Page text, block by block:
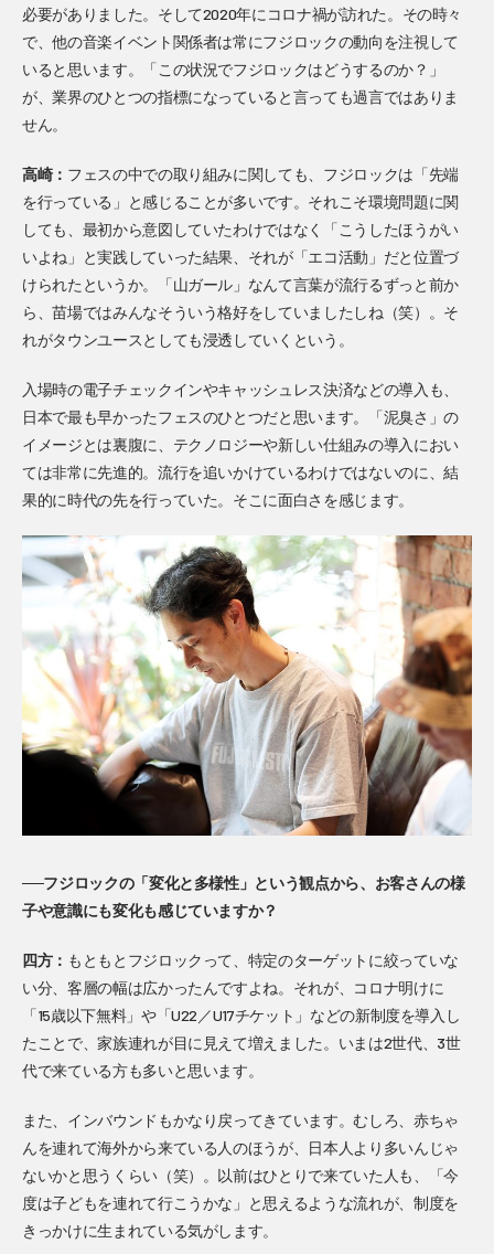
必要がありました。そして2020年にコロナ禍が訪れた。その時々
で、他の音楽イベント関係者は常にフジロックの動向を注視して
いると思います。「この状況でフジロックはどうするのか？」
が、業界のひとつの指標になっていると言っても過言ではありま
せん。
高崎： フェスの中での取り組みに関しても、フジロックは「先端
を行っている」と感じることが多いです。それこそ環境問題に関
しても、最初から意図していたわけではなく「こうしたほうがい
いよね」と実践していった結果、それが「エコ活動」だと位置づ
けられたというか。「山ガール」なんて言葉が流行るずっと前か
ら、苗場ではみんなそういう格好をしていましたしね（笑）。そ
れがタウンユースとしても浸透していくという。
入場時の電子チェックインやキャッシュレス決済などの導入も、
日本で最も早かったフェスのひとつだと思います。「泥臭さ」の
イメージとは裏腹に、テクノロジーや新しい仕組みの導入におい
ては非常に先進的。流行を追いかけているわけではないのに、結
果的に時代の先を行っていた。そこに面白さを感じます。
──フジロックの「変化と多様性」という観点から、お客さんの様
子や意識にも変化も感じていますか？
四方： もともとフジロックって、特定のターゲットに絞っていな
い分、客層の幅は広かったんですよね。それが、コロナ明けに
「15歳以下無料」や「U22／U17チケット」などの新制度を導入し
たことで、家族連れが目に見えて増えました。いまは2世代、3世
代で来ている方も多いと思います。
また、インバウンドもかなり戻ってきています。むしろ、赤ちゃ
んを連れて海外から来ている人のほうが、日本人より多いんじゃ
ないかと思うくらい（笑）。以前はひとりで来ていた人も、「今
度は子どもを連れて行こうかな」と思えるような流れが、制度を
きっかけに生まれている気がします。